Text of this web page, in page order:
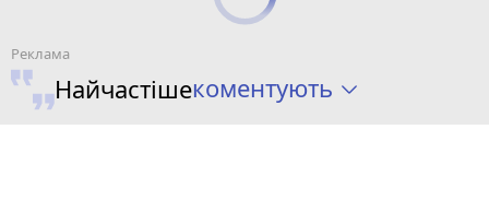
Найчастішекоментують